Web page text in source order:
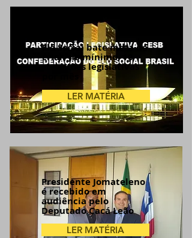
Elo Social bate meta de
criar, no mínimo, 10
sugestões legislativas
LER MATÉRIA
Presidente Jomateleno
é recebido em
audiência pelo
Deputado Cacá Leão
LER MATÉRIA